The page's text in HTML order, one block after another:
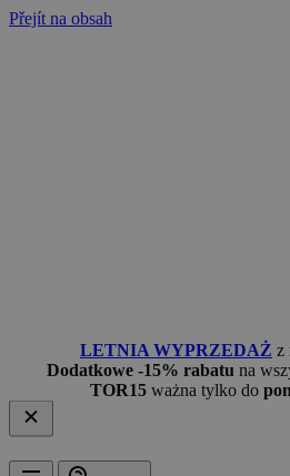
Přejít na obsah
LETNIA WYPRZEDAŻ z
Dodatkowe -15% rabatu na
TOR15 ważna tylko do